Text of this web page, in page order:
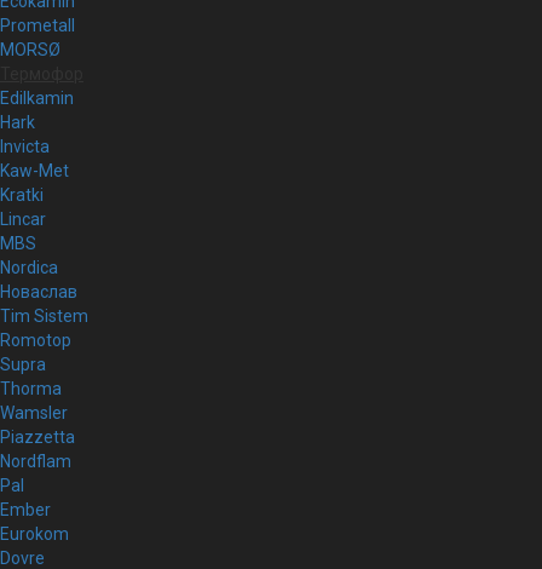
Prometall
MORSØ
Edilkamin
Hark
Invicta
Kaw-Met
Kratki
Lincar
MBS
Nordica
Новаслав
Tim Sistem
Romotop
Supra
Thorma
Wamsler
Piazzetta
Nordflam
Pal
Ember
Eurokom
Dovre